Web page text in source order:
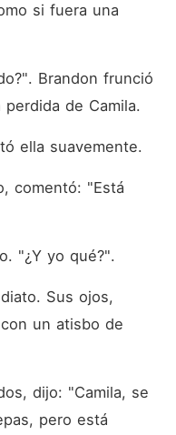
si fuera una
Brandon frunció
de Camila.
ella suavemente.
comentó: "Está
"¿Y yo qué?".
Sus ojos,
un atisbo de
dijo: "Camila, se
pero está